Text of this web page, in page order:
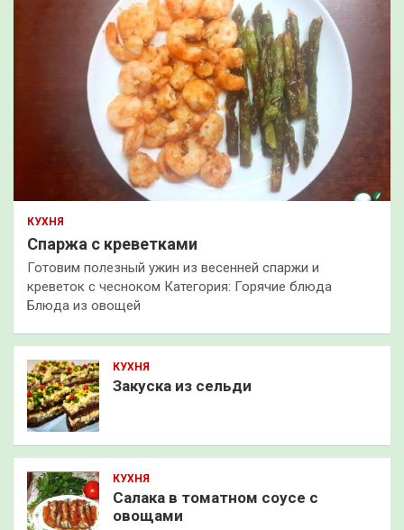
КУХНЯ
Спаржа с креветками
Готовим полезный ужин из весенней спаржи и
креветок с чесноком Категория: Горячие блюда
Блюда из овощей
КУХНЯ
Закуска из сельди
КУХНЯ
Салака в томатном соусе с
овощами